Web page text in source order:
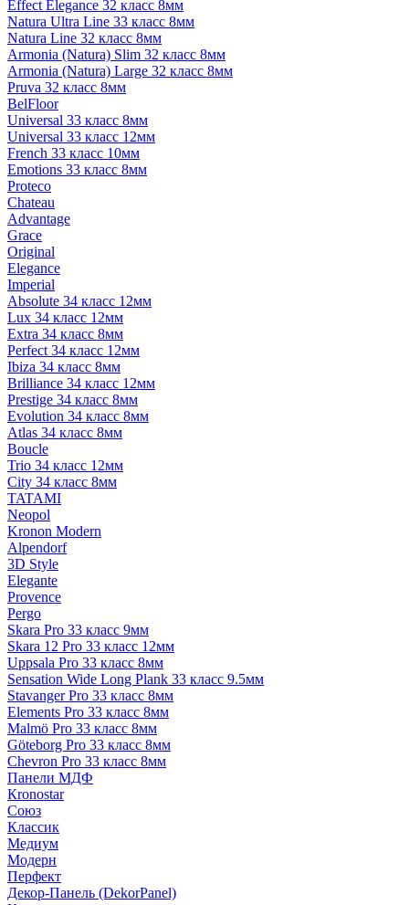
Effect Elegance 32 класс 8мм
Natura Ultra Line 33 класс 8мм
Natura Line 32 класс 8мм
Armonia (Natura) Slim 32 класс 8мм
Armonia (Natura) Large 32 класс 8мм
Pruva 32 класс 8мм
BelFloor
Universal 33 класс 8мм
Universal 33 класс 12мм
French 33 класс 10мм
Emotions 33 класс 8мм
Proteco
Chateau
Advantage
Grace
Original
Elegance
Imperial
Absolute 34 класс 12мм
Lux 34 класс 12мм
Extra 34 класс 8мм
Perfect 34 класс 12мм
Ibiza 34 класс 8мм
Brilliance 34 класс 12мм
Prestige 34 класс 8мм
Evolution 34 класс 8мм
Atlas 34 класс 8мм
Boucle
Trio 34 класс 12мм
City 34 класс 8мм
TATAMI
Neopol
Kronon Modern
Alpendorf
3D Style
Elegante
Provence
Pergo
Skara Pro 33 класс 9мм
Skara 12 Pro 33 класс 12мм
Uppsala Pro 33 класс 8мм
Sensation Wide Long Plank 33 класс 9.5мм
Stavanger Pro 33 класс 8мм
Elements Pro 33 класс 8мм
Malmö Pro 33 класс 8мм
Göteborg Pro 33 класс 8мм
Chevron Pro 33 класс 8мм
Панели МДФ
Кronostar
Союз
Классик
Медиум
Модерн
Перфект
Декор-Панель (DekorPanel)